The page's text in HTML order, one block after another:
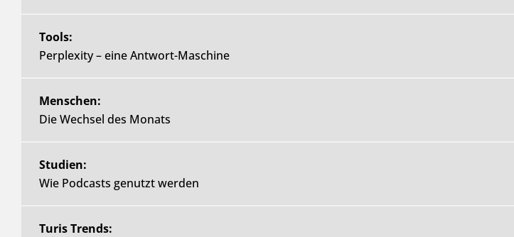
Tools:
Perplexity – eine Antwort-Maschine
Menschen:
Die Wechsel des Monats
Studien:
Wie Podcasts genutzt werden
Turis Trends: